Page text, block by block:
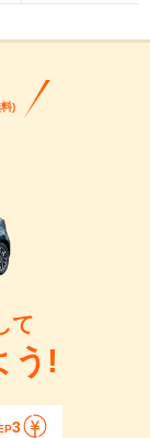
)
て
う!
3